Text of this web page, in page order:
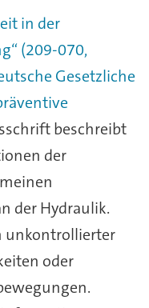
in der
(209-070,
Gesetzliche
beschreibt
der
der Hydraulik.
unkontrollierter
oder